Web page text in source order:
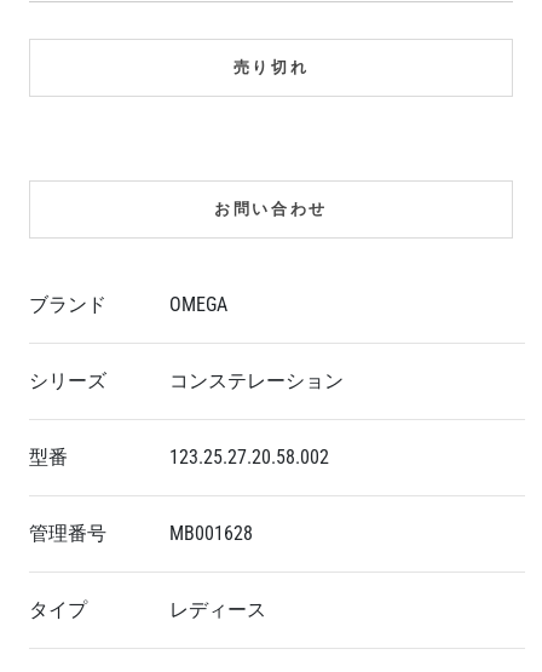
売り切れ
お問い合わせ
ブランド OMEGA
シリーズ コンステレーション
型番 123.25.27.20.58.002
管理番号 MB001628
タイプ レディース